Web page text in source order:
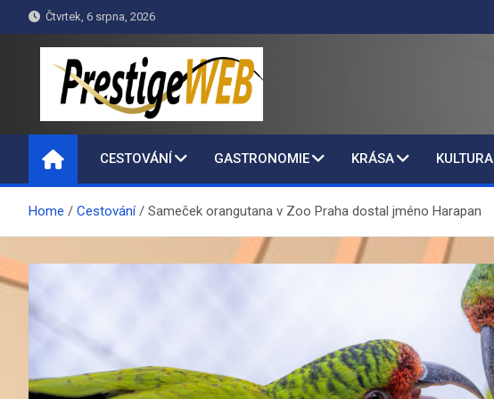
to
Čtvrtek, 6 srpna, 2026
PrestigeWEB
CESTOVÁNÍ GASTRONOMIE KRÁSA KULTURA
Home Cestování Sameček orangutana v Zoo Praha dostal jméno Harapan